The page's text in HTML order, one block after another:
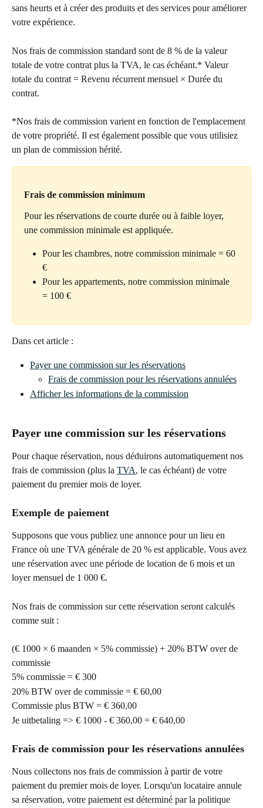
sans heurts et à créer des produits et des services pour améliorer
votre expérience.
Nos frais de commission standard sont de 8 % de la valeur
totale de votre contrat plus la TVA, le cas échéant.* Valeur
totale du contrat = Revenu récurrent mensuel × Durée du
contrat.
*Nos frais de commission varient en fonction de l'emplacement
de votre propriété. Il est également possible que vous utilisiez
un plan de commission hérité.
Frais de commission minimum
Pour les réservations de courte durée ou à faible loyer,
une commission minimale est appliquée.
Pour les chambres, notre commission minimale = 60
€
Pour les appartements, notre commission minimale
= 100 €
Dans cet article :
Payer une commission sur les réservations
Frais de commission pour les réservations annulées
Afficher les informations de la commission
Payer une commission sur les réservations
Pour chaque réservation, nous déduirons automatiquement nos
frais de commission (plus la TVA, le cas échéant) de votre
paiement du premier mois de loyer.
Exemple de paiement
Supposons que vous publiez une annonce pour un lieu en
France où une TVA générale de 20 % est applicable. Vous avez
une réservation avec une période de location de 6 mois et un
loyer mensuel de 1 000 €.
Nos frais de commission sur cette réservation seront calculés
comme suit :
(€ 1000 × 6 maanden × 5% commissie) + 20% BTW over de
commissie
5% commissie = € 300
20% BTW over de commissie = € 60,00
Commissie plus BTW = € 360,00
Je uitbetaling => € 1000 - € 360,00 = € 640,00
Frais de commission pour les réservations annulées
Nous collectons nos frais de commission à partir de votre
paiement du premier mois de loyer. Lorsqu'un locataire annule
sa réservation, votre paiement est déterminé par la politique